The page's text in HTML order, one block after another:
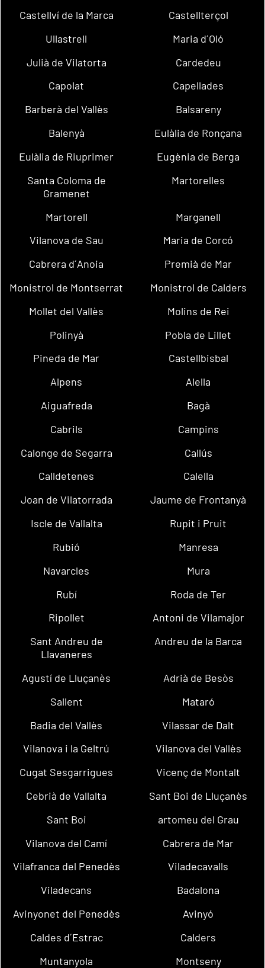
Castellví de la Marca
Castellterçol
Ullastrell
Maria d´Oló
Julià de Vilatorta
Cardedeu
Capolat
Capellades
Barberà del Vallès
Balsareny
Balenyà
Eulàlia de Ronçana
Eulàlia de Riuprimer
Eugènia de Berga
Santa Coloma de
Gramenet
Martorelles
Martorell
Marganell
Vilanova de Sau
Maria de Corcó
Cabrera d´Anoia
Premià de Mar
Monistrol de Montserrat
Monistrol de Calders
Mollet del Vallès
Molins de Rei
Polinyà
Pobla de Lillet
Pineda de Mar
Castellbisbal
Alpens
Alella
Aiguafreda
Bagà
Cabrils
Campins
Calonge de Segarra
Callús
Calldetenes
Calella
Joan de Vilatorrada
Jaume de Frontanyà
Iscle de Vallalta
Rupit i Pruit
Rubió
Manresa
Navarcles
Mura
Rubí
Roda de Ter
Ripollet
Antoni de Vilamajor
Sant Andreu de
Llavaneres
Andreu de la Barca
Agustí de Lluçanès
Adrià de Besòs
Sallent
Mataró
Badia del Vallès
Vilassar de Dalt
Vilanova i la Geltrú
Vilanova del Vallès
Cugat Sesgarrigues
Vicenç de Montalt
Cebrià de Vallalta
Sant Boi de Lluçanès
Sant Boi
artomeu del Grau
Vilanova del Camí
Cabrera de Mar
Vilafranca del Penedès
Viladecavalls
Viladecans
Badalona
Avinyonet del Penedès
Avinyó
Caldes d´Estrac
Calders
Muntanyola
Montseny